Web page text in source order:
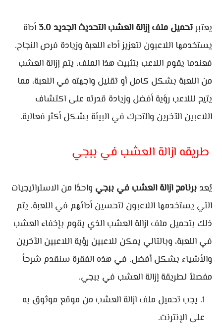
يعتبرتحميل ملف إزالة العشب التحديث الجديد 3.0
أداة
يستخدمها اللاعبون لتعزيز أداء اللعبة وزيادة فرص النجاح.
فعندما يقوم اللاعب بتثبيت هذا الملف، يتم إزالة العشب
من اللعبة بشكل كامل أو تقليل واجهته في اللعبة، مما
يتيح لللاعب رؤية أفضل وزيادة قدرته على اكتشاف
اللاعبين الآخرين والتحرك في البيئة بشكل أكثر فعالية.
طريقه ازالة العشب في ببجي
يُعد برنامج ازالة العشب في ببجي واحدًا من الاستراتيجيات
التي يستخدمها اللاعبون لتحسين أدائهم في اللعبة. يتم
ذلك بتحميل ملف ازالة العشب الذي يقوم بإخفاء العشب
في اللعبة، وبالتالي يمكن للاعبين رؤية اللاعبين الآخرين
والأشياء بشكل أفضل. في هذه الفقرة سنقدم شرحاً
مفصلاً لطريقة إزالة العشب في ببجي.
يجب تحميل ملف ازالة العشب من موقع موثوق به
على الإنترنت.